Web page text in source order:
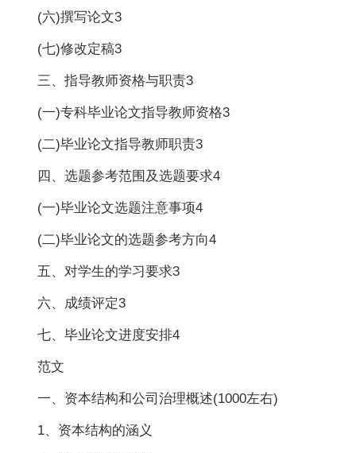
(六)撰写论文3
(七)修改定稿3
三、指导教师资格与职责3
(一)专科毕业论文指导教师资格3
(二)毕业论文指导教师职责3
四、选题参考范围及选题要求4
(一)毕业论文选题注意事项4
(二)毕业论文的选题参考方向4
五、对学生的学习要求3
六、成绩评定3
七、毕业论文进度安排4
范文
一、资本结构和公司治理概述(1000左右)
1、资本结构的涵义